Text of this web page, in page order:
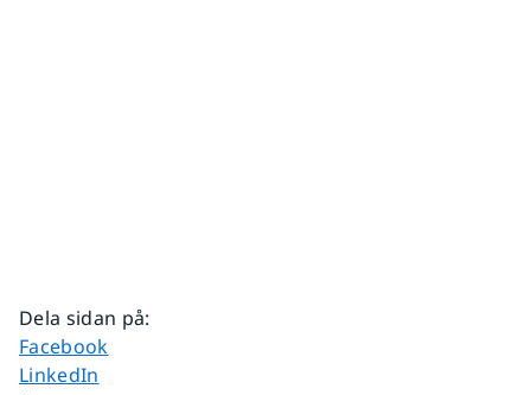
Dela sidan på:
Dela sidan på
Facebook
Dela sidan på
LinkedIn